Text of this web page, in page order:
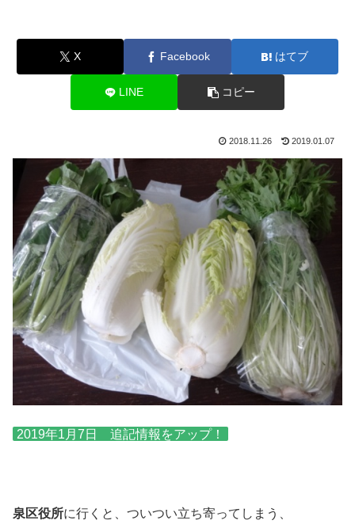
X Facebook はてブ
LINE コピー
2018.11.26 2019.01.07
2019年1月7日 追記情報をアップ！
泉区役所に行くと、ついつい立ち寄ってしまう、